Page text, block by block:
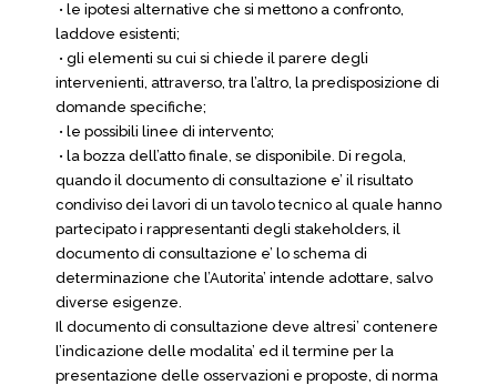
• le ipotesi alternative che si mettono a confronto,
laddove esistenti;
• gli elementi su cui si chiede il parere degli
intervenienti, attraverso, tra l’altro, la predisposizione di
domande specifiche;
• le possibili linee di intervento;
• la bozza dell’atto finale, se disponibile. Di regola,
quando il documento di consultazione e’ il risultato
condiviso dei lavori di un tavolo tecnico al quale hanno
partecipato i rappresentanti degli stakeholders, il
documento di consultazione e’ lo schema di
determinazione che l’Autorita’ intende adottare, salvo
diverse esigenze.
Il documento di consultazione deve altresi’ contenere
l’indicazione delle modalita’ ed il termine per la
presentazione delle osservazioni e proposte, di norma